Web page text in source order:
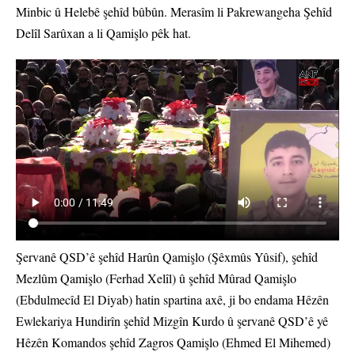
Minbic û Helebê şehîd bûbûn. Merasîm li Pakrewangeha Şehîd
Delîl Sarûxan a li Qamişlo pêk hat.
Şervanê QSD’ê şehîd Harûn Qamişlo (Şêxmûs Yûsif), şehîd
Mezlûm Qamişlo (Ferhad Xelîl) û şehîd Mûrad Qamişlo
(Ebdulmecîd El Diyab) hatin spartina axê, ji bo endama Hêzên
Ewlekariya Hundirîn şehîd Mizgîn Kurdo û şervanê QSD’ê yê
Hêzên Komandos şehîd Zagros Qamişlo (Ehmed El Mihemed)